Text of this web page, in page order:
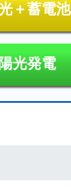
＋蓄電池
光発電